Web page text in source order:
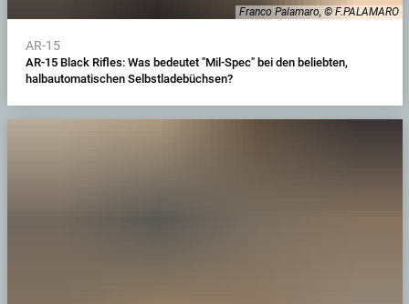
Franco Palamaro, © F.PALAMARO
AR-15
AR-15 Black Rifles: Was bedeutet "Mil-Spec" bei den beliebten,
halbautomatischen Selbstladebüchsen?